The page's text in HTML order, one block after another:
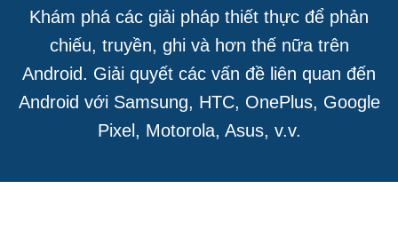
Khám phá các giải pháp thiết thực để phản
chiếu, truyền, ghi và hơn thế nữa trên
Android. Giải quyết các vấn đề liên quan đến
Android với Samsung, HTC, OnePlus, Google
Pixel, Motorola, Asus, v.v.